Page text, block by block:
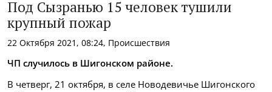
Под Сызранью 15 человек тушили
крупный пожар
22 Октября 2021, 08:24, Происшествия
ЧП случилось в Шигонском районе.
В четверг, 21 октября, в селе Новодевичье Шигонского